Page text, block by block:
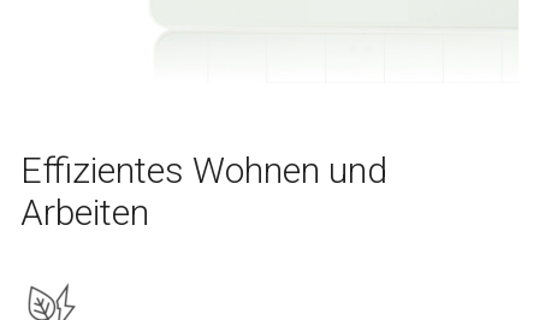
Effizientes Wohnen und
Arbeiten